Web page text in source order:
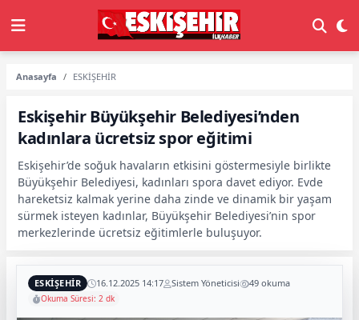
Anasayfa ESKİŞEHİR
Eskişehir Büyükşehir Belediyesi’nden
kadınlara ücretsiz spor eğitimi
Eskişehir’de soğuk havaların etkisini göstermesiyle birlikte
Büyükşehir Belediyesi, kadınları spora davet ediyor. Evde
hareketsiz kalmak yerine daha zinde ve dinamik bir yaşam
sürmek isteyen kadınlar, Büyükşehir Belediyesi’nin spor
merkezlerinde ücretsiz eğitimlerle buluşuyor.
ESKİŞEHİR 16.12.2025 14:17 Sistem Yöneticisi 49 okuma
Okuma Süresi: 2 dk